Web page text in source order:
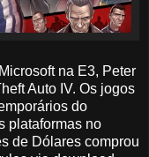
na E3, Peter
Auto IV. Os jogos
do
plataformas no
de Dólares comprou